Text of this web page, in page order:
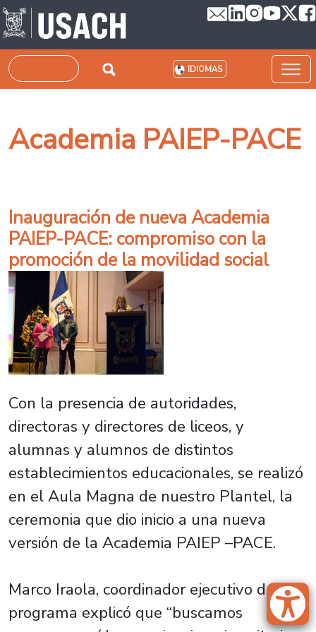
Pasar al contenido principal
Buscar IDIOMAS
Academia PAIEP-PACE
Inauguración de nueva Academia
PAIEP-PACE: compromiso con la
promoción de la movilidad social
Con la presencia de autoridades,
directoras y directores de liceos, y
alumnas y alumnos de distintos
establecimientos educacionales, se realizó
en el Aula Magna de nuestro Plantel, la
ceremonia que dio inicio a una nueva
versión de la Academia PAIEP –PACE.
Marco Iraola, coordinador ejecutivo del
programa explicó que “buscamos